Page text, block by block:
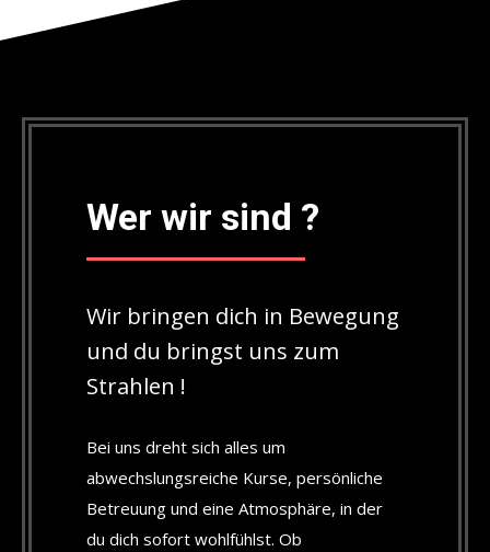
Wer wir sind ?
Wir bringen dich in Bewegung
und du bringst uns zum
Strahlen !
Bei uns dreht sich alles um
abwechslungsreiche Kurse, persönliche
Betreuung und eine Atmosphäre, in der
du dich sofort wohlfühlst. Ob